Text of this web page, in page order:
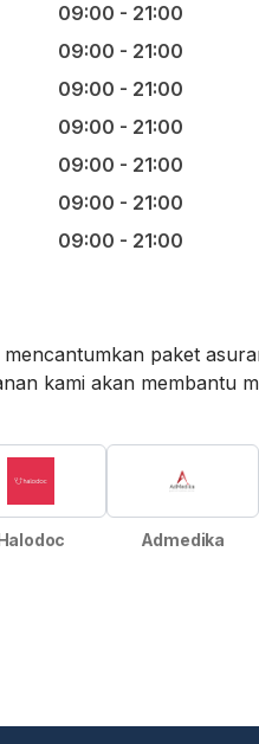
09:00 - 21:00
09:00 - 21:00
09:00 - 21:00
09:00 - 21:00
09:00 - 21:00
09:00 - 21:00
09:00 - 21:00
paket
kami akan membantu
Admedika